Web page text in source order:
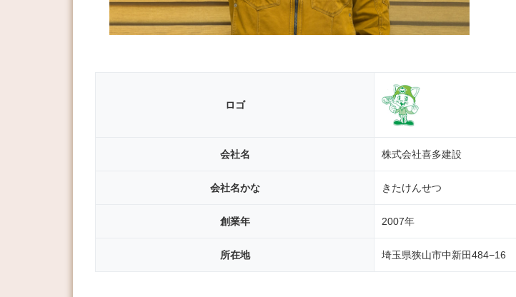
ロゴ
会社名 株式会社喜多建設
会社名かな きたけんせつ
創業年 2007年
所在地 埼玉県狭山市中新田484−16